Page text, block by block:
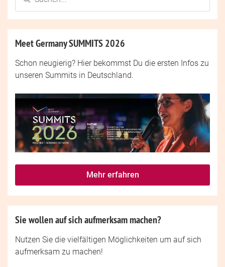
Meet Germany SUMMITS 2026
Schon neugierig? Hier bekommst Du die ersten Infos zu
unseren Summits in Deutschland.
Mehr erfahren
Sie wollen auf sich aufmerksam machen?
Nutzen Sie die vielfältigen Möglichkeiten um auf sich
aufmerksam zu machen!